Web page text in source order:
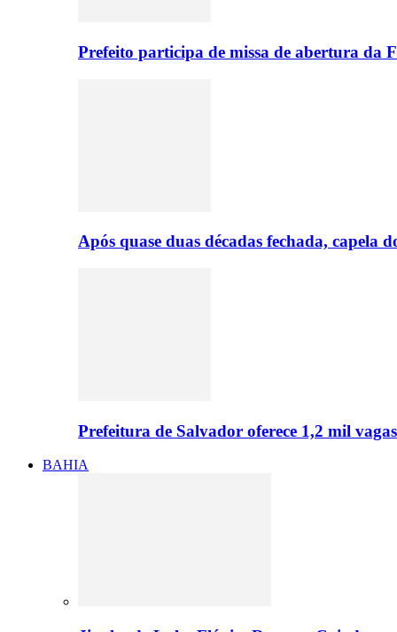
Prefeito participa de missa de abertura da
Após quase duas décadas fechada, capela
Prefeitura de Salvador oferece 1,2 mil
BAHIA